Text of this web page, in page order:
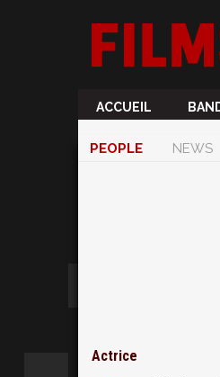
ACCUEIL
PEOPLE NEWS
Actrice